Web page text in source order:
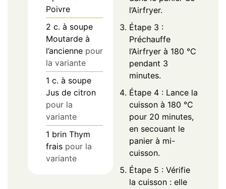
Poivre
2 c. à soupe
Moutarde à
l’ancienne pour
la variante
1 c. à soupe
Jus de citron
pour la
variante
1 brin Thym
frais pour la
variante
l’Airfryer.
Étape 3 :
Préchauffe
l’Airfryer à 180 °C
pendant 3
minutes.
Étape 4 : Lance la
cuisson à 180 °C
pour 20 minutes,
en secouant le
panier à mi-
cuisson.
Étape 5 : Vérifie
la cuisson : elle